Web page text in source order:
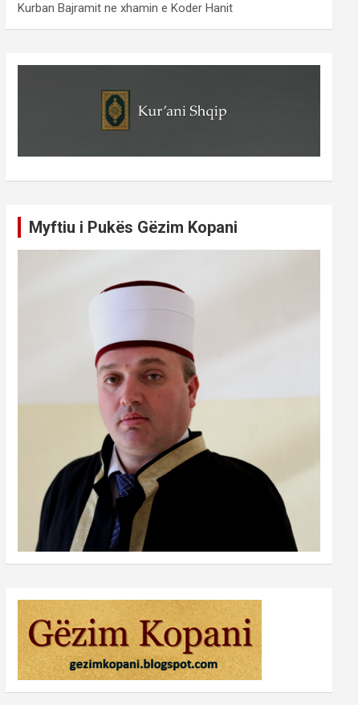
Kurban Bajramit ne xhamin e Koder Hanit
Myftiu i Pukës Gëzim Kopani